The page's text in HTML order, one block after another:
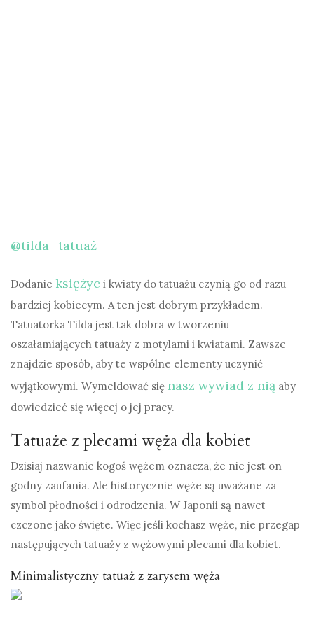
@tilda_tatuaż
Dodanie księżyc i kwiaty do tatuażu czynią go od razu
bardziej kobiecym. A ten jest dobrym przykładem.
Tatuatorka Tilda jest tak dobra w tworzeniu
oszałamiających tatuaży z motylami i kwiatami. Zawsze
znajdzie sposób, aby te wspólne elementy uczynić
wyjątkowymi. Wymeldować się nasz wywiad z nią aby
dowiedzieć się więcej o jej pracy.
Tatuaże z plecami węża dla kobiet
Dzisiaj nazwanie kogoś wężem oznacza, że ​​nie jest on
godny zaufania. Ale historycznie węże są uważane za
symbol płodności i odrodzenia. W Japonii są nawet
czczone jako święte. Więc jeśli kochasz węże, nie przegap
następujących tatuaży z wężowymi plecami dla kobiet.
Minimalistyczny tatuaż z zarysem węża